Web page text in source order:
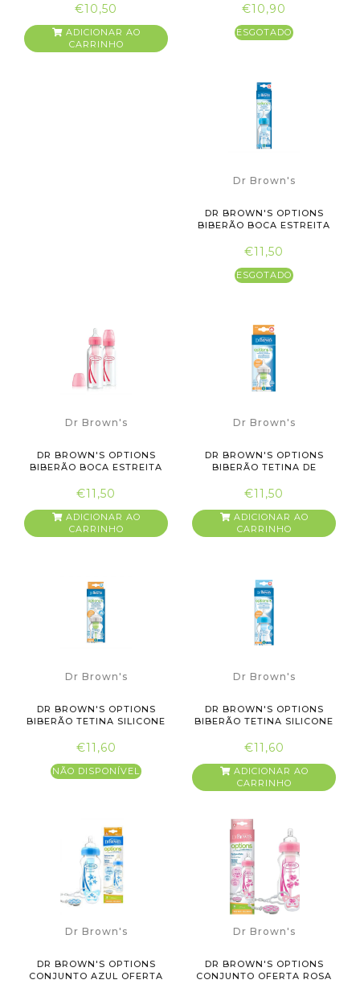
€10,50
ADICIONAR AO
CARRINHO
€10,90
ESGOTADO
Dr Brown's
DR BROWN'S OPTIONS
BIBERÃO BOCA ESTREITA
€11,50
ESGOTADO
Dr Brown's
DR BROWN'S OPTIONS
BIBERÃO BOCA ESTREITA
€11,50
ADICIONAR AO
CARRINHO
Dr Brown's
DR BROWN'S OPTIONS
BIBERÃO TETINA DE
€11,50
ADICIONAR AO
CARRINHO
Dr Brown's
DR BROWN'S OPTIONS
BIBERÃO TETINA SILICONE
€11,60
NÃO DISPONÍVEL
Dr Brown's
DR BROWN'S OPTIONS
BIBERÃO TETINA SILICONE
€11,60
ADICIONAR AO
CARRINHO
Dr Brown's
DR BROWN'S OPTIONS
CONJUNTO AZUL OFERTA
Dr Brown's
DR BROWN'S OPTIONS
CONJUNTO OFERTA ROSA